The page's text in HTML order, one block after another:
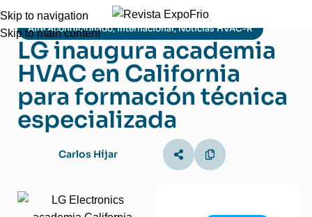
Skip to navigation
Skip to main content
Aire Acondicionado,Internacional,Noticias HVAC-R
LG inaugura academia
HVAC en California
para formación técnica
especializada
Carlos Híjar